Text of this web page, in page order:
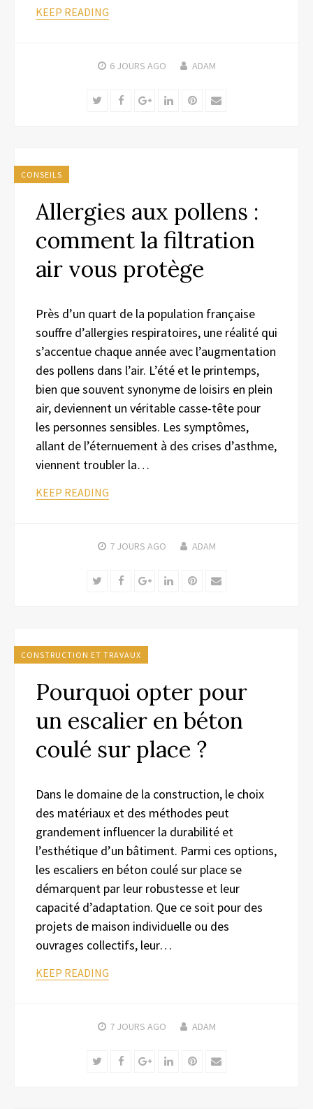
KEEP READING
6 JOURS AGO ADAM
TwitterFacebookGoogle+LinkedInPinterest
Email
CONSEILS
Allergies aux pollens :
comment la filtration
air vous protège
Près d’un quart de la population française
souffre d’allergies respiratoires, une réalité qui
s’accentue chaque année avec l’augmentation
des pollens dans l’air. L’été et le printemps,
bien que souvent synonyme de loisirs en plein
air, deviennent un véritable casse-tête pour
les personnes sensibles. Les symptômes,
allant de l’éternuement à des crises d’asthme,
viennent troubler la…
KEEP READING
7 JOURS AGO ADAM
TwitterFacebookGoogle+LinkedInPinterest
Email
CONSTRUCTION ET TRAVAUX
Pourquoi opter pour
un escalier en béton
coulé sur place ?
Dans le domaine de la construction, le choix
des matériaux et des méthodes peut
grandement influencer la durabilité et
l’esthétique d’un bâtiment. Parmi ces options,
les escaliers en béton coulé sur place se
démarquent par leur robustesse et leur
capacité d’adaptation. Que ce soit pour des
projets de maison individuelle ou des
ouvrages collectifs, leur…
KEEP READING
7 JOURS AGO ADAM
TwitterFacebookGoogle+LinkedInPinterest
Email